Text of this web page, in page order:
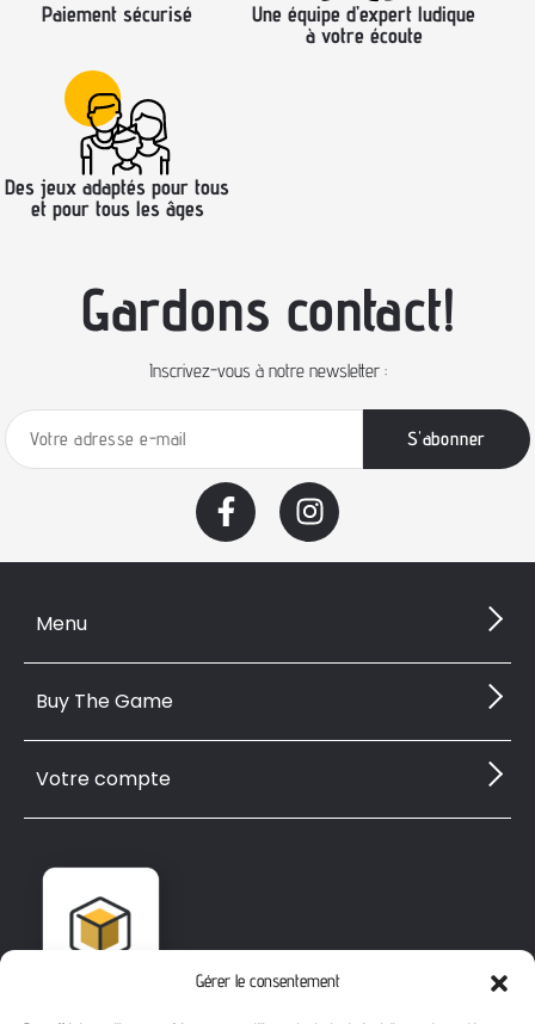
Gérer le consentement
Paiement sécurisé
Une équipe d’expert ludique
à votre écoute
Des jeux adaptés pour tous
et pour tous les âges
Gardons contact!
Inscrivez-vous à notre newsletter :
Menu
Buy The Game
Votre compte